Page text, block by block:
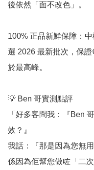
後依然「面不改色」。
100% 正品新鮮保障：
選 2026 最新批次，保
於最高峰。
💡 Ben 哥實測點評
「好多客問我：『Ben
效？』
我話：『那是因為您無
係因為佢幫您做咗「二